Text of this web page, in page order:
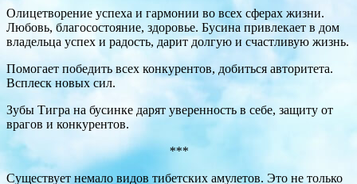
Олицетворение успеха и гармонии во всех сферах жизни.
Любовь, благосостояние, здоровье. Бусина привлекает в дом
владельца успех и радость, дарит долгую и счастливую жизнь.
Помогает победить всех конкурентов, добиться авторитета.
Всплеск новых сил.
Зубы Тигра на бусинке дарят уверенность в себе, защиту от
врагов и конкурентов.
***
Существует немало видов тибетских амулетов. Это не только